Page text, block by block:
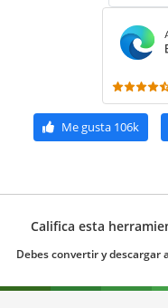
Me gusta106k
Califica esta
Debes convertir y descargar